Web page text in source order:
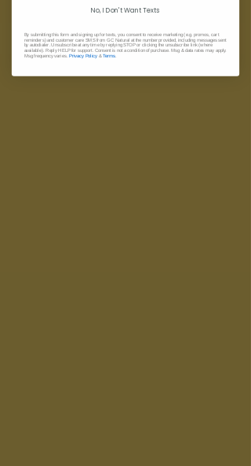
No, I Don't Want Texts
By submitting this form and signing up for texts, you consent to receive marketing (e.g. promos, cart
reminders) and customer care SMS from GC Natural at the number provided, including messages sent
by autodialer. Unsubscribe at any time by replying STOP or clicking the unsubscribe link (where
available). Reply HELP for support. Consent is not a condition of purchase. Msg & data rates may apply.
Msg frequency varies. Privacy Policy &Terms